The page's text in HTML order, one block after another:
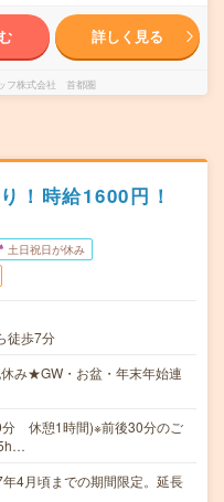
詳しく見る
フ株式会社 首都圏
！時給1600円！
土日祝日が休み
徒歩7分
み★GW・お盆・年末年始連
休憩1時間)※前後30分のご
4月頃までの期間限定。延長